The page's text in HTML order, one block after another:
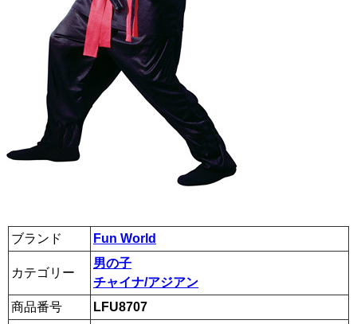
ブランド Fun World
カテゴリー
男の子
チャイナ/アジアン
商品番号
LFU8707